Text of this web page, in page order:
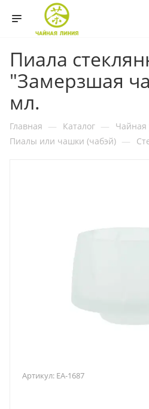
Пиала
"Замерзшая
мл.
Главная — Каталог — Чайная
Пиалы или чашки (чабэй) —
Артикул: EA-1687